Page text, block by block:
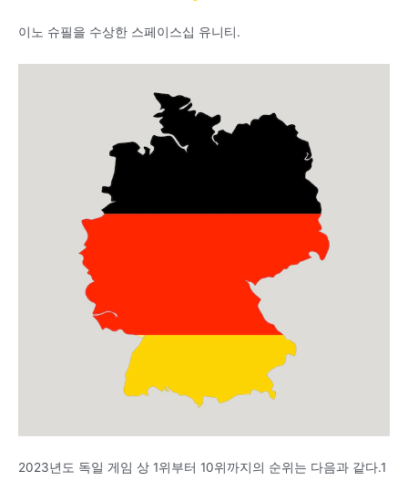
이노 슈필을 수상한 스페이스십 유니티.
2023년도 독일 게임 상 1위부터 10위까지의 순위는 다음과 같다.1